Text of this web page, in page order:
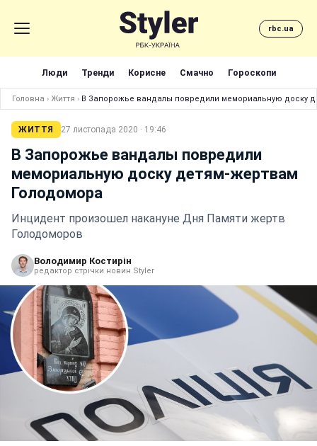
rbc.ua
Люди Тренди Корисне Смачно Гороскопи
Головна › Життя › В Запорожье вандалы повредили мемориальную доску
ЖИТТЯ 27 листопада 2020 · 19:46
В Запорожье вандалы повредили
мемориальную доску детям-жертвам
Голодомора
Инцидент произошел накануне Дня Памяти жертв
Голодоморов
Володимир Костирін
редактор стрічки новин Styler